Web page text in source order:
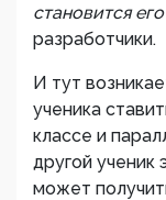
становится
разработчики.
И тут
ученика
классе и
другой
может